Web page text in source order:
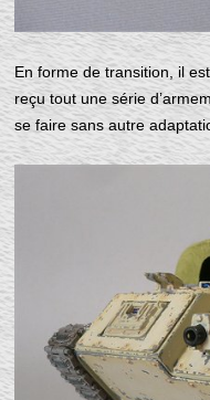
En forme de transition, il
reçu tout une série
se faire sans autre